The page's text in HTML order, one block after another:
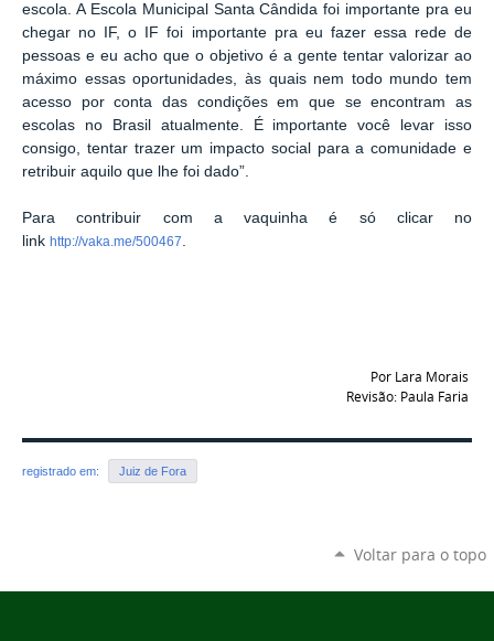
escola. A Escola Municipal Santa Cândida foi importante pra eu
chegar no IF, o IF foi importante pra eu fazer essa rede de
pessoas e eu acho que o objetivo é a gente tentar valorizar ao
máximo essas oportunidades, às quais nem todo mundo tem
acesso por conta das condições em que se encontram as
escolas no Brasil atualmente. É importante você levar isso
consigo, tentar trazer um impacto social para a comunidade e
retribuir aquilo que lhe foi dado”.
Para contribuir com a vaquinha é só clicar no
link http://vaka.me/500467
Por Lara Morais
Revisão: Paula Faria
registrado em: Juiz de Fora
Voltar para o topo